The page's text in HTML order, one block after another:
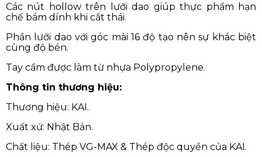
Các nút hollow trên lưỡi dao giúp thực phẩm hạn
chế bám dính khi cắt thái.
Phần lưỡi dao với góc mài 16 độ tạo nên sự khác biệt
cùng độ bén.
Tay cầm được làm từ nhựa Polypropylene.
Thông tin thương hiệu:
Thương hiệu: KAI.
Xuất xứ: Nhật Bản.
Chất liệu: Thép VG-MAX & Thép độc quyền của KAI.